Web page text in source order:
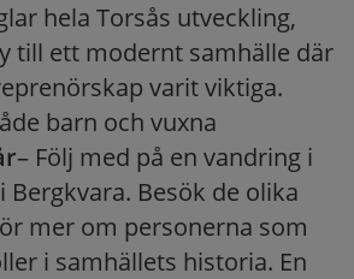
hela Torsås utveckling,
till ett modernt samhälle där
varit viktiga.
barn och vuxna
– Följ med på en vandring i
Besök de olika
mer om personerna som
i samhällets historia. En